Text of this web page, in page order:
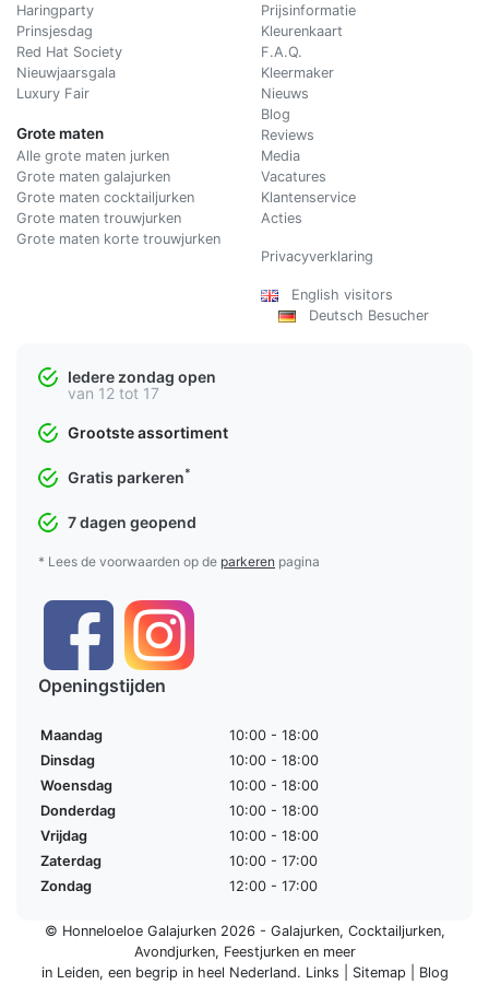
Haringparty
Prinsjesdag
Red Hat Society
Nieuwjaarsgala
Luxury Fair
Grote maten
Alle grote maten jurken
Grote maten galajurken
Grote maten cocktailjurken
Grote maten trouwjurken
Grote maten korte trouwjurken
Prijsinformatie
Kleurenkaart
F.A.Q.
Kleermaker
Nieuws
Blog
Reviews
Media
Vacatures
Klantenservice
Acties
Privacyverklaring
English visitors
Deutsch Besucher
Iedere zondag open
van 12 tot 17
Grootste assortiment
Gratis parkeren*
7 dagen geopend
* Lees de voorwaarden op de parkeren pagina
Openingstijden
Maandag
10:00 - 18:00
Dinsdag
10:00 - 18:00
Woensdag
10:00 - 18:00
Donderdag
10:00 - 18:00
Vrijdag
10:00 - 18:00
Zaterdag
10:00 - 17:00
Zondag
12:00 - 17:00
© Honneloeloe Galajurken 2026 - Galajurken, Cocktailjurken,
Avondjurken, Feestjurkenen meer
in Leiden, een begrip in heel Nederland. Links Sitemap Blog